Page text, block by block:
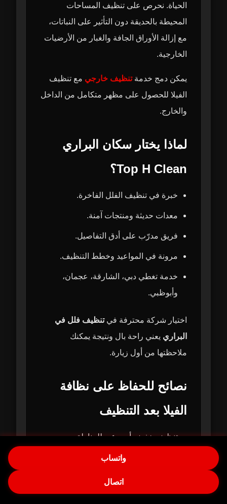
الحياة. نحرص على تنظيف المساحات
المحيطة بالحديقة دون التأثير على النباتات،
مع إزالة الأوراق الجافة والغبار من الأرضيات
الخارجية.
يمكن دمج خدمةتنظيف خارجي مع تنظيف
الفيلا للحصول على مظهر متكامل من الداخل
والخارج.
لماذا يختار سكان البراري
Top H Clean؟
خبرة في تنظيف الفلل الفاخرة.
معدات حديثة ومنتجات آمنة.
فريق مدرّب على أدق التفاصيل.
مرونة في المواعيد وخطط التنظيف.
خدمة تغطي دبي، الشارقة، عجمان،
وأبوظبي.
اختيار شركة محترفة فيتنظيف فلل في
البراري يعني راحة بال ونتيجة يمكنك
ملاحظتها من أول زيارة.
نصائح للحفاظ على نظافة
الفيلا بعد التنظيف
تنظيف خفيف أسبوعي للمناطق
المستخدمة بكثرة.
تنظيف الكنب والسجاد بشكل دوري.
واتساب
اتصال